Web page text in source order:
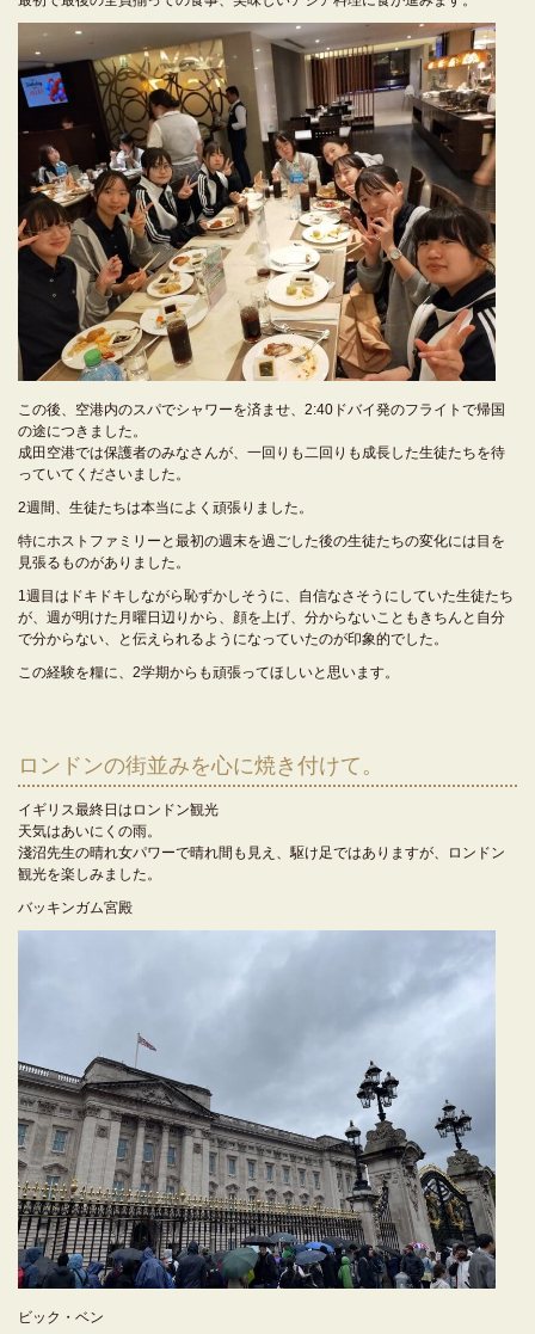
この後、空港内のスパでシャワーを済ませ、2:40ドバイ発のフライトで帰国
の途につきました。
成田空港では保護者のみなさんが、一回りも二回りも成長した生徒たちを待
っていてくださいました。
2週間、生徒たちは本当によく頑張りました。
特にホストファミリーと最初の週末を過ごした後の生徒たちの変化には目を
見張るものがありました。
1週目はドキドキしながら恥ずかしそうに、自信なさそうにしていた生徒たち
が、週が明けた月曜日辺りから、顔を上げ、分からないこともきちんと自分
で分からない、と伝えられるようになっていたのが印象的でした。
この経験を糧に、2学期からも頑張ってほしいと思います。
ロンドンの街並みを心に焼き付けて。
イギリス最終日はロンドン観光
天気はあいにくの雨。
淺沼先生の晴れ女パワーで晴れ間も見え、駆け足ではありますが、ロンドン
観光を楽しみました。
バッキンガム宮殿
ビック・ベン